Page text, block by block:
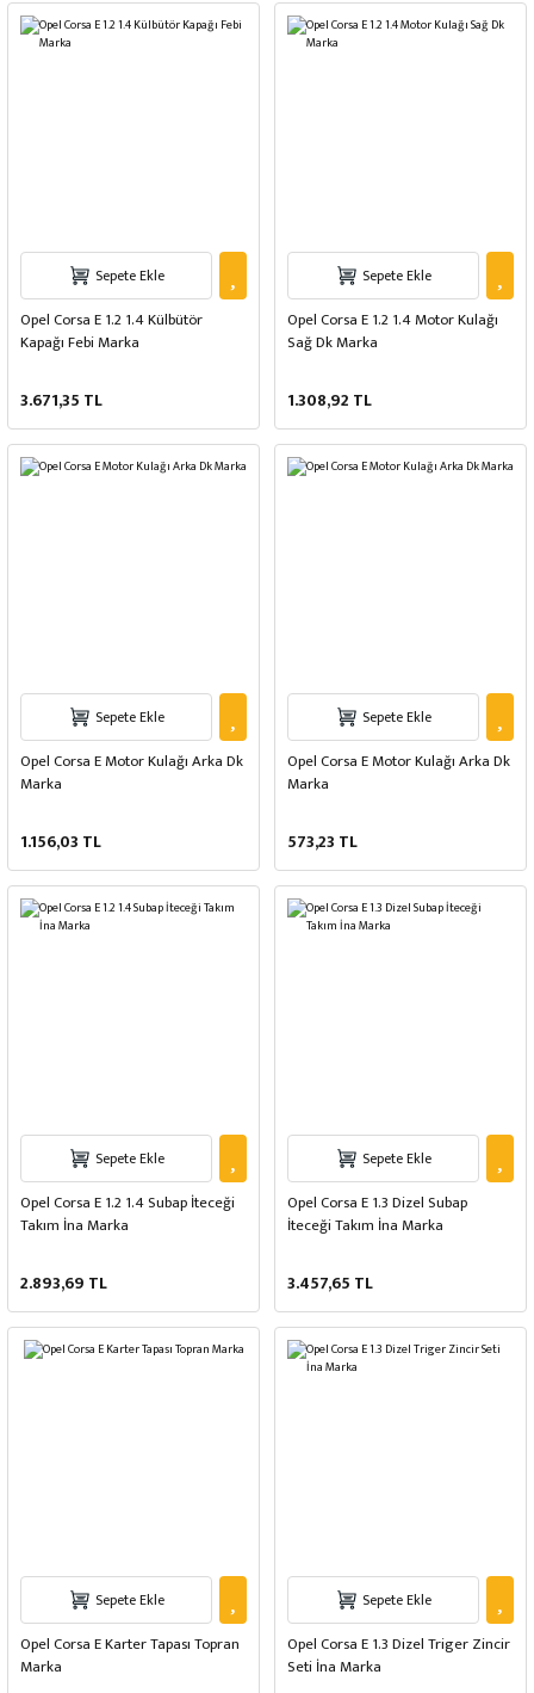
Sepete Ekle
Opel Corsa E 1.2 1.4 Külbütör
Kapağı Febi Marka
3.671,35 TL
Sepete Ekle
Opel Corsa E 1.2 1.4 Motor Kulağı
Sağ Dk Marka
1.308,92 TL
Sepete Ekle
Opel Corsa E Motor Kulağı Arka Dk
Marka
1.156,03 TL
Sepete Ekle
Opel Corsa E Motor Kulağı Arka Dk
Marka
573,23 TL
Sepete Ekle
Opel Corsa E 1.2 1.4 Subap İteceği
Takım İna Marka
2.893,69 TL
Sepete Ekle
Opel Corsa E 1.3 Dizel Subap
İteceği Takım İna Marka
3.457,65 TL
Sepete Ekle
Opel Corsa E Karter Tapası Topran
Marka
Sepete Ekle
Opel Corsa E 1.3 Dizel Triger Zincir
Seti İna Marka